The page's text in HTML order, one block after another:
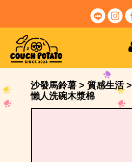
沙發馬鈴薯 > 質感生活>
懶人洗碗木漿棉